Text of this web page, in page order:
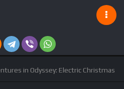
in Odyssey: Electric Christmas